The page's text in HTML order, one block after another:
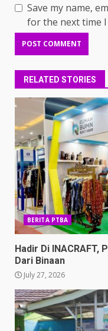
Save my name,
for the next time I
RELATED STORIES
BERITA PTBA
Hadir Di INACRAFT,
Dari Binaan
July 27, 2026